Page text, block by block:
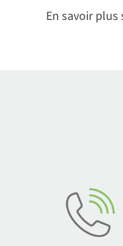
En savoir